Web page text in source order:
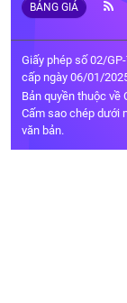
BẢNG GIÁ
Giấy phép số 02/
cấp ngày 06/01/
Bản quyền thuộc về
Cấm sao chép dưới
văn bản.